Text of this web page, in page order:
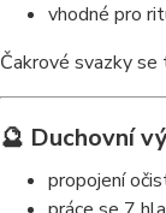
vhodné pro
Čakrové svazky
🔮 Duchovní
propojení